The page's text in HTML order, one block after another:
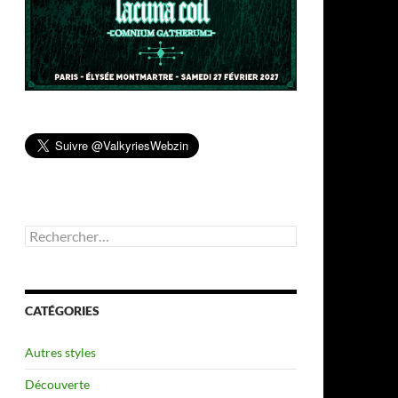
Rechercher :
CATÉGORIES
Autres styles
Découverte